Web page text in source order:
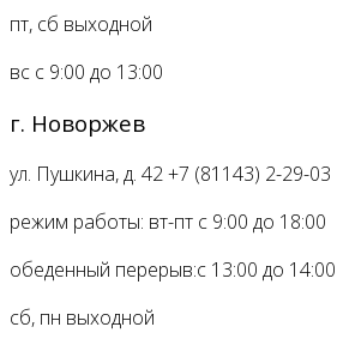
пт, сб выходной
вс с 9:00 до 13:00
г. Новоржев
ул. Пушкина, д. 42+7 (81143) 2-29-03
режим работы: вт-пт с 9:00 до 18:00
обеденный перерыв:с 13:00 до 14:00
сб, пн выходной